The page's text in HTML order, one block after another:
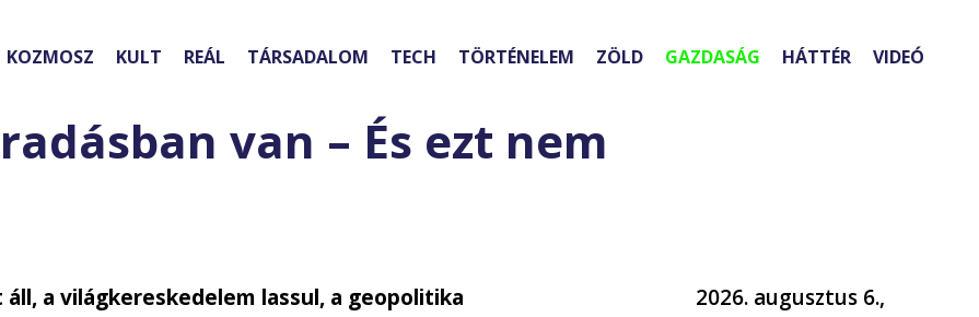
KOZMOSZ KULT REÁL TÁRSADALOM TECH TÖRTÉNELEM ZÖLD GAZDASÁG HÁTTÉR VIDEÓ
van – És ezt nem
a világkereskedelem lassul, a geopolitika
2026. augusztus 6.,